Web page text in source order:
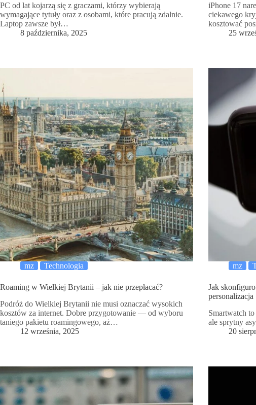
PC od lat kojarzą się z graczami, którzy wybierają
wymagające tytuły oraz z osobami, które pracują zdalnie.
Laptop zawsze był…
8 października, 2025
iPhone 17
ciekawego
kosztować
25
mz Technologia
Roaming w Wielkiej Brytanii – jak nie przepłacać?
Podróż do Wielkiej Brytanii nie musi oznaczać wysokich
kosztów za internet. Dobre przygotowanie — od wyboru
taniego pakietu roamingowego, aż…
12 września, 2025
mz
Jak
personalizacja
Smartwatch
ale sprytny
20